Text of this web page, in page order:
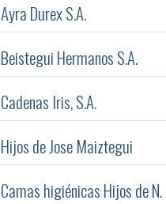
Ayra Durex S.A.
Beistegui Hermanos S.A.
Cadenas Iris, S.A.
Hijos de Jose Maiztegui
Camas higiénicas Hijos de